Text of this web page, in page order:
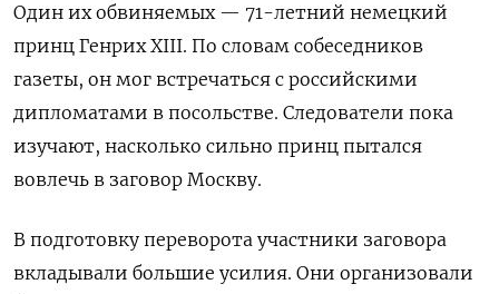
Один их обвиняемых — 71-летний немецкий
принц Генрих XIII. По словам собеседников
газеты, он мог встречаться с российскими
дипломатами в посольстве. Следователи пока
изучают, насколько сильно принц пытался
вовлечь в заговор Москву.
В подготовку переворота участники заговора
вкладывали большие усилия. Они организовали